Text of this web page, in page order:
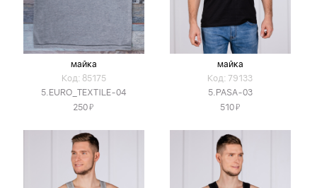
майка
Код: 85175
5.EURO_TEXTILE-04
250Я
майка
Код: 79133
5.PASA-03
510Я